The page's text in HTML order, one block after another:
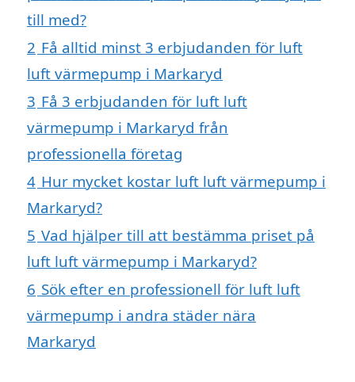
till med?
2 Få alltid minst 3 erbjudanden för luft
luft värmepump i Markaryd
3 Få 3 erbjudanden för luft luft
värmepump i Markaryd från
professionella företag
4 Hur mycket kostar luft luft värmepump i
Markaryd?
5 Vad hjälper till att bestämma priset på
luft luft värmepump i Markaryd?
6 Sök efter en professionell för luft luft
värmepump i andra städer nära
Markaryd